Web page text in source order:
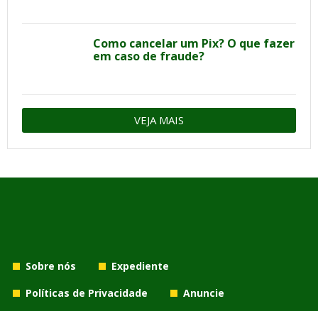
Como cancelar um Pix? O que fazer
em caso de fraude?
VEJA MAIS
Sobre nós
Expediente
Políticas de Privacidade
Anuncie